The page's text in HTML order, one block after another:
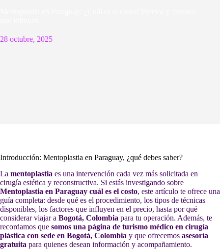
28 octubre, 2025
Introducción: Mentoplastia en Paraguay, ¿qué debes saber?
La mentoplastia es una intervención cada vez más solicitada en
cirugía estética y reconstructiva. Si estás investigando sobre
Mentoplastia en Paraguay cuál es el costo, este artículo te ofrece una
guía completa: desde qué es el procedimiento, los tipos de técnicas
disponibles, los factores que influyen en el precio, hasta por qué
considerar viajar a Bogotá, Colombia para tu operación. Además, te
recordamos que somos una página de turismo médico en cirugía
plástica con sede en Bogotá, Colombia y que ofrecemos asesoría
gratuita para quienes desean información y acompañamiento.